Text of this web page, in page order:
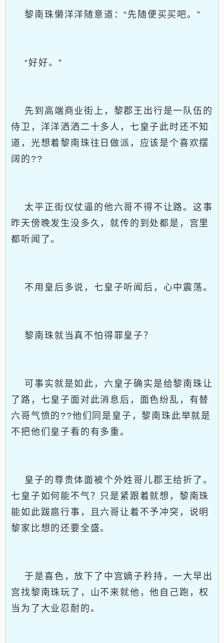
黎南珠懒洋洋随意道：“先随便买买吧。”
“好好。”
先到高端商业街上，黎郡王出行是一队伍的
侍卫，洋洋洒洒二十多人，七皇子此时还不知
道，光想着黎南珠往日做派，应该是个喜欢摆
阔的??
太平正街仪仗逼的他六哥不得不让路。这事
昨天傍晚发生没多久，就传的到处都是，宫里
都听闻了。
不用皇后多说，七皇子听闻后，心中震荡。
黎南珠就当真不怕得罪皇子？
可事实就是如此，六皇子确实是给黎南珠让
了路，七皇子面对此消息后，面色纷乱，有替
六哥气愤的??他们同是皇子，黎南珠此举就是
不把他们皇子看的有多重。
皇子的尊贵体面被个外姓哥儿郡王给折了。
七皇子如何能不气？只是紧跟着就想，黎南珠
能如此跋扈行事，且六哥让着不予冲突，说明
黎家比想的还要全盛。
于是喜色，放下了中宫嫡子矜持，一大早出
宫找黎南珠玩了，山不来就他，他自己跑，权
当为了大业忍耐的。